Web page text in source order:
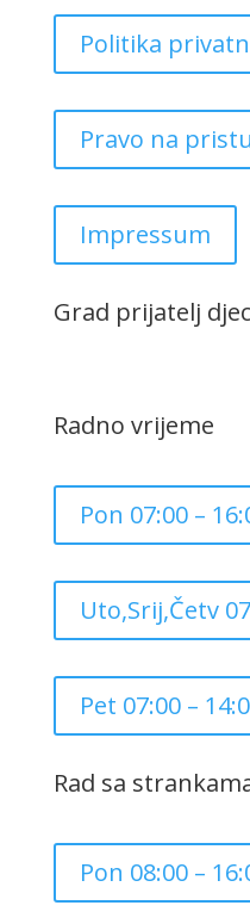
Politika
Pravo na
Impressum
Grad prijatelj
Radno vrijeme
Pon 07:00 –
Uto,Srij,Četv
Pet 07:00 –
Rad sa
Pon 08:00 –